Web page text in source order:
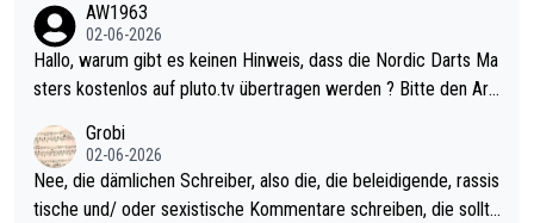
Allerdings ist Mitchell Lawrie als Nummer 1 der Welt eh qualifi
ziert. Somit ändert die automatische Qualifikation des Weltmei
sters erstmal nichts. Ich denke sie wollen damit für nächstes J
ohl wenig WDF Turniere spielen. Dies war bei Archie Self letzt
es Jahr der Fall. Er musste als amtierender Weltmeister durch
den Qualifier und ich glaube kaum, dass Mitchel sich das (in Ve
AW1963
02-06-2026
Hallo, warum gibt es keinen Hinweis, dass die Nordic Darts Ma
sters kostenlos auf pluto.tv übertragen werden ? Bitte den Arti
Grobi
02-06-2026
Nee, die dämlichen Schreiber, also die, die beleidigende, rassis
tische und/ oder sexistische Kommentare schreiben, die sollte